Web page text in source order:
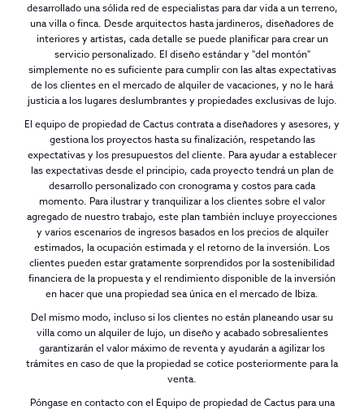
desarrollado una sólida red de especialistas para dar vida a un terreno,
una villa o finca. Desde arquitectos hasta jardineros, diseñadores de
interiores y artistas, cada detalle se puede planificar para crear un
servicio personalizado. El diseño estándar y "del montón"
simplemente no es suficiente para cumplir con las altas expectativas
de los clientes en el mercado de alquiler de vacaciones, y no le hará
justicia a los lugares deslumbrantes y propiedades exclusivas de lujo.
El equipo de propiedad de Cactus contrata a diseñadores y asesores, y
gestiona los proyectos hasta su finalización, respetando las
expectativas y los presupuestos del cliente. Para ayudar a establecer
las expectativas desde el principio, cada proyecto tendrá un plan de
desarrollo personalizado con cronograma y costos para cada
momento. Para ilustrar y tranquilizar a los clientes sobre el valor
agregado de nuestro trabajo, este plan también incluye proyecciones
y varios escenarios de ingresos basados en los precios de alquiler
estimados, la ocupación estimada y el retorno de la inversión. Los
clientes pueden estar gratamente sorprendidos por la sostenibilidad
financiera de la propuesta y el rendimiento disponible de la inversión
en hacer que una propiedad sea única en el mercado de Ibiza.
Del mismo modo, incluso si los clientes no están planeando usar su
villa como un alquiler de lujo, un diseño y acabado sobresalientes
garantizarán el valor máximo de reventa y ayudarán a agilizar los
trámites en caso de que la propiedad se cotice posteriormente para la
venta.
Póngase en contacto con el Equipo de propiedad de Cactus para una